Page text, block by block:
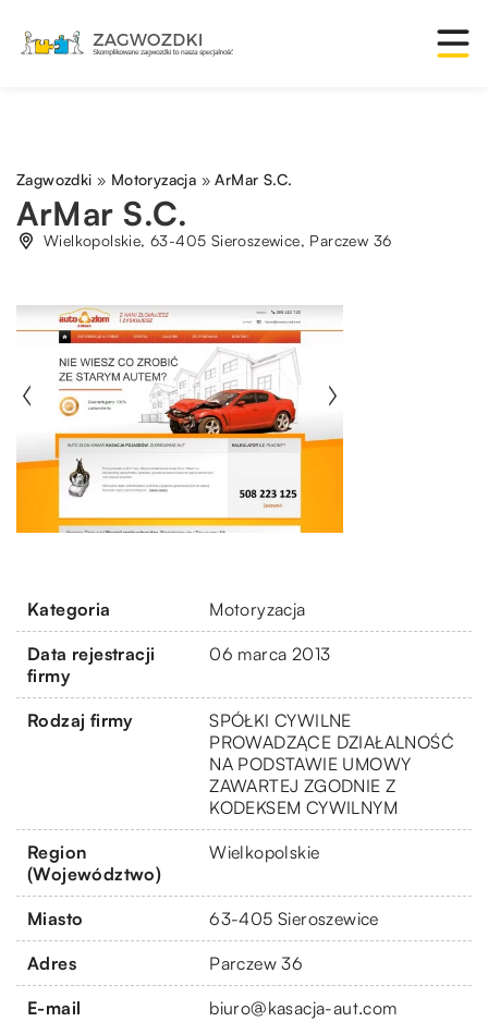
Zagwozdki » Motoryzacja »ArMar S.C.
ArMar S.C.
Wielkopolskie, 63-405 Sieroszewice, Parczew 36
Kategoria Motoryzacja
Data rejestracji
firmy
06 marca 2013
Rodzaj firmy
SPÓŁKI CYWILNE
PROWADZĄCE DZIAŁALNOŚĆ
NA PODSTAWIE UMOWY
ZAWARTEJ ZGODNIE Z
KODEKSEM CYWILNYM
Region
(Województwo)
Wielkopolskie
Miasto 63-405 Sieroszewice
Adres Parczew 36
E-mail biuro@kasacja-aut.com